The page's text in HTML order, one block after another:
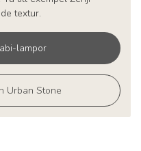
textur.
lampor
Urban Stone